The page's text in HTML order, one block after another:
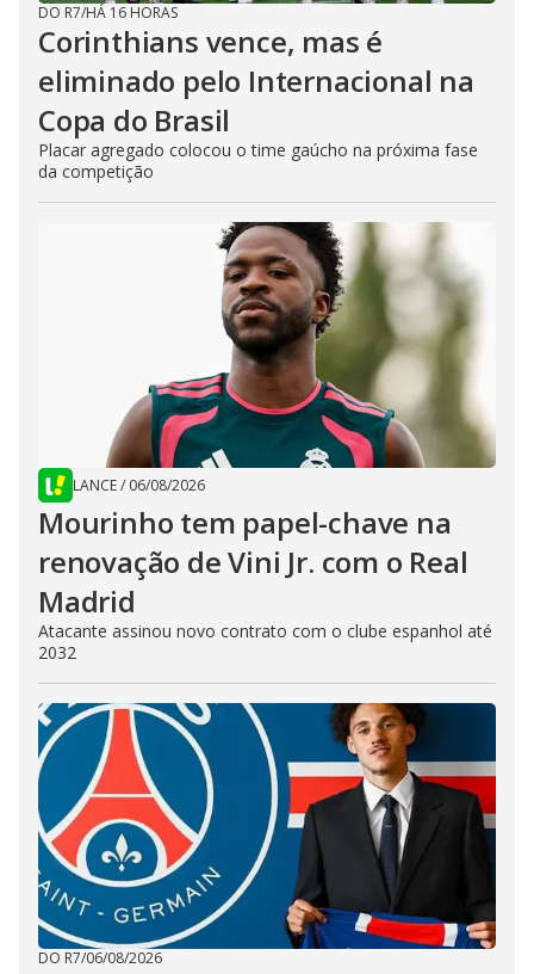
DO R7/HÁ 16 HORAS
Corinthians vence, mas é
eliminado pelo Internacional na
Copa do Brasil
Placar agregado colocou o time gaúcho na próxima fase
da competição
LANCE/ 06/08/2026
Mourinho tem papel-chave na
renovação de Vini Jr. com o Real
Madrid
Atacante assinou novo contrato com o clube espanhol até
2032
DO R7/06/08/2026